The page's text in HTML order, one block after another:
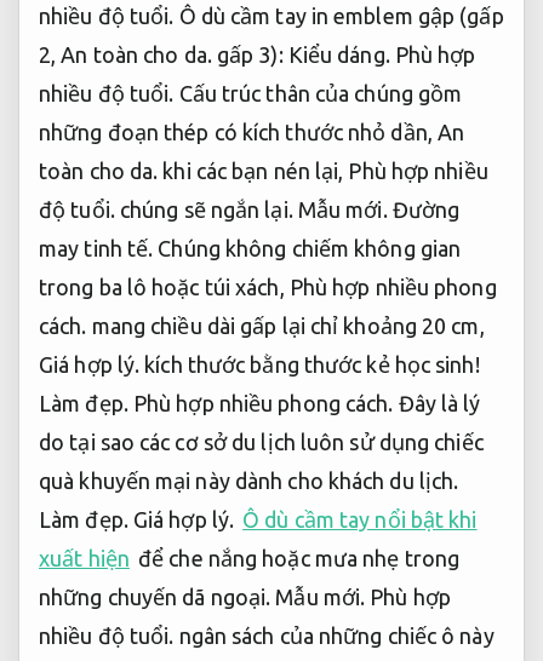
nhiều độ tuổi. Ô dù cầm tay in emblem gập (gấp
2,An toàn cho da.gấp 3): Kiểu dáng. Phù hợp
nhiều độ tuổi. Cấu trúc thân của chúng gồm
những đoạn thép có kích thước nhỏ dần, An
toàn cho da. khi các bạn nén lại, Phù hợp nhiều
độ tuổi.chúng sẽ ngắn lại. Mẫu mới. Đường
may tinh tế. Chúng không chiếm không gian
trong ba lô hoặc túi xách, Phù hợp nhiều phong
cách. mang chiều dài gấp lại chỉ khoảng 20 cm,
Giá hợp lý. kích thước bằng thước kẻ học sinh!
Làm đẹp. Phù hợp nhiều phong cách. Đây là lý
do tại sao các cơ sở du lịch luôn sử dụng chiếc
quà khuyến mại này dành cho khách du lịch.
Làm đẹp. Giá hợp lý. Ô dù cầm tay nổi bật khi
xuất hiện để che nắng hoặc mưa nhẹ trong
những chuyến dã ngoại. Mẫu mới. Phù hợp
nhiều độ tuổi. ngân sách của những chiếc ô này